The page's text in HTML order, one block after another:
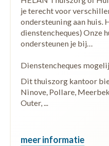
je terecht voor
ondersteuning aan huis.
dienstencheques) Onze
ondersteunen je bij…
Dienstencheques
Dit thuiszorg kantoor
Ninove, Pollare,
Outer, ...
meer informatie